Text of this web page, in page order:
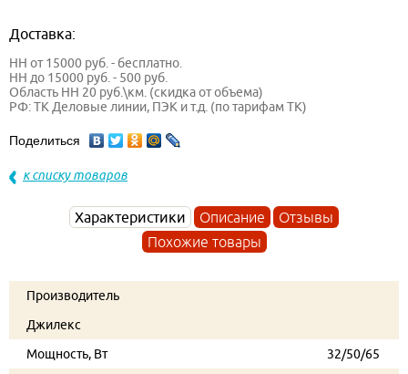
Доставка:
НН от 15000 руб. - бесплатно.
НН до 15000 руб. - 500 руб.
Область НН 20 руб.\км. (скидка от объема)
РФ: ТК Деловые линии, ПЭК и т.д. (по тарифам ТК)
Поделиться
к списку товаров
Характеристики Описание
Отзывы
Похожие товары
Производитель
Джилекс
Мощность, Вт
32/50/65